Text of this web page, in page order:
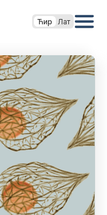
Ћир Лат